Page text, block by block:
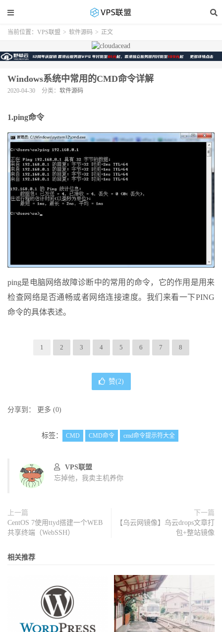
当前位置： VPS联盟 > 软件源码 > 正文
Windows系统中常用的CMD命令详解
2020-04-30 分类： 软件源码
1.ping命令
ping是电脑网络故障诊断中的常用的命令，它的作用是用来
检查网络是否通畅或者网络连接速度。我们来看一下PING
命令的具体表述。
1 2 3 4 5 6 7 8
赞(2)
分享到： 更多 (0)
标签： CMD CMD命令 cmd命令提示符大全
VPS联盟
忘掉他，我卖主机养你
上一篇
CentOS 7使用ttyd搭建一个WEB
共享终端（WebSSH）
下一篇
【乌云网镜像】乌云drops文章打
包+整站镜像
相关推荐